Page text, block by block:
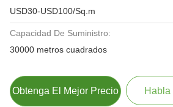
USD30-USD100/Sq.m
Capacidad De Suministro:
30000 metros cuadrados
Obtenga El Mejor Precio Habla